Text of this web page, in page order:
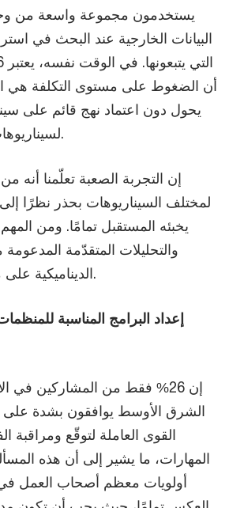
يستخدمون مجموعة واسعة من
البيانات الخارجية عند البحث في
أن الضغوط على مستوى التكلفة هي
يحول دون اعتماد نهج قائم على
لسيناريوهات مستقبلية محتملة.
إن التجربة الصعبة تعلّمنا أنه
لمختلف السيناريوهات بحذر نظرًا
يخبئه المستقبل تمامًا. ومن المهم
والتحليلات المتقدّمة
الديناميكية على مستوى الإدارة العليا.
إن 26% فقط من المشاركين في
الشرق الأوسط يوافقون بشدة على
القوى العاملة لتوقّع
المهارات، ما يشير إلى أن هذه
أولويات معظم أصحاب العمل